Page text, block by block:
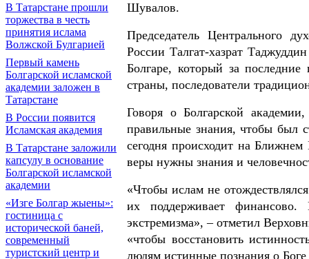
В Татарстане прошли
торжества в честь
принятия ислама
Волжской Булгарией
Первый камень
Болгарской исламской
академии заложен в
Татарстане
В России появится
Исламская академия
В Татарстане заложили
капсулу в основание
Болгарской исламской
академии
«Изге Болгар жыены»:
гостиница с
исторической баней,
современный
туристский центр и
Шувалов.
Председатель Центрального
России Талгат-хазрат
Болгаре, который за
страны, последователи
Говоря о Болгарской
правильные знания, чтобы был
сегодня происходит на
веры нужны знания и
«Чтобы ислам не
их поддерживает
экстремизма», – отметил
«чтобы восстановить
людям истинные познания о